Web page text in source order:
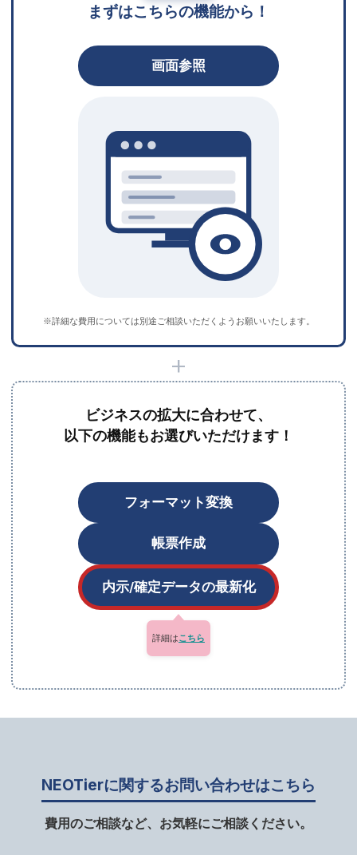
まずはこちらの機能から！
画面参照
※詳細な費用については別途ご相談いただくようお願いいたします。
+
ビジネスの拡大に合わせて、
以下の機能もお選びいただけます！
フォーマット変換
帳票作成
内示/確定データの最新化
詳細はNEOTier（内示/確定データ）の詳細ページ：
こちら
NEOTierに関するお問い合わせはこちら
費用のご相談など、お気軽にご相談ください。